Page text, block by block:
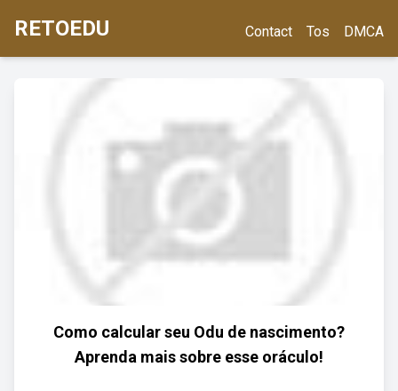
RETOEDU Contact Tos DMCA
Como calcular seu Odu de nascimento?
Aprenda mais sobre esse oráculo!